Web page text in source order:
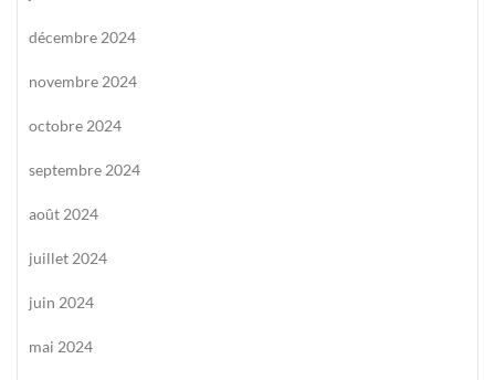
décembre 2024
novembre 2024
octobre 2024
septembre 2024
août 2024
juillet 2024
juin 2024
mai 2024